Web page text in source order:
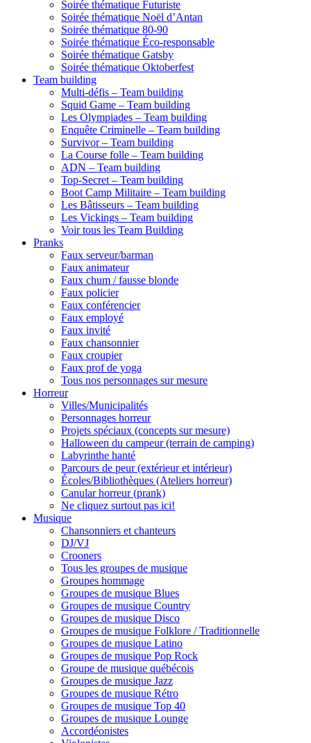
Soirée thématique Futuriste
Soirée thématique Noël d’Antan
Soirée thématique 80-90
Soirée thématique Éco-responsable
Soirée thématique Gatsby
Soirée thématique Oktoberfest
Team building
Multi-défis – Team building
Squid Game – Team building
Les Olympiades – Team building
Enquête Criminelle – Team building
Survivor – Team building
La Course folle – Team building
ADN – Team building
Top-Secret – Team building
Boot Camp Militaire – Team building
Les Bâtisseurs – Team building
Les Vickings – Team building
Voir tous les Team Building
Pranks
Faux serveur/barman
Faux animateur
Faux chum / fausse blonde
Faux policier
Faux conférencier
Faux employé
Faux invité
Faux chansonnier
Faux croupier
Faux prof de yoga
Tous nos personnages sur mesure
Horreur
Villes/Municipalités
Personnages horreur
Projets spéciaux (concepts sur mesure)
Halloween du campeur (terrain de camping)
Labyrinthe hanté
Parcours de peur (extérieur et intérieur)
Écoles/Bibliothèques (Ateliers horreur)
Canular horreur (prank)
Ne cliquez surtout pas ici!
Musique
Chansonniers et chanteurs
DJ/VJ
Crooners
Tous les groupes de musique
Groupes hommage
Groupes de musique Blues
Groupes de musique Country
Groupes de musique Disco
Groupes de musique Folklore / Traditionnelle
Groupes de musique Latino
Groupes de musique Pop Rock
Groupe de musique québécois
Groupes de musique Jazz
Groupes de musique Rétro
Groupes de musique Top 40
Groupes de musique Lounge
Accordéonistes